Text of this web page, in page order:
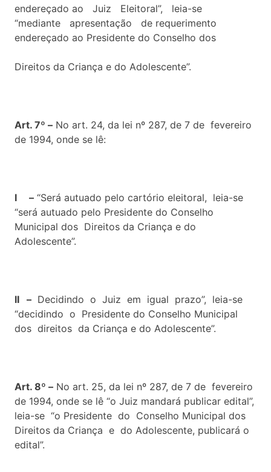
endereçado ao Juiz Eleitoral”, leia-se
“mediante apresentação de requerimento
endereçado ao Presidente do Conselho dos
Direitos da Criança e do Adolescente”.
Art. 7º – No art. 24, da lei nº 287, de 7 de fevereiro
de 1994, onde se lê:
I – “Será autuado pelo cartório eleitoral, leia-se
“será autuado pelo Presidente do Conselho
Municipal dos Direitos da Criança e do
Adolescente”.
II – Decidindo o Juiz em igual prazo”, leia-se
“decidindo o Presidente do Conselho Municipal
dos direitos da Criança e do Adolescente”.
Art. 8º – No art. 25, da lei nº 287, de 7 de fevereiro
de 1994, onde se lê “o Juiz mandará publicar edital”,
leia-se “o Presidente do Conselho Municipal dos
Direitos da Criança e do Adolescente, publicará o
edital”.